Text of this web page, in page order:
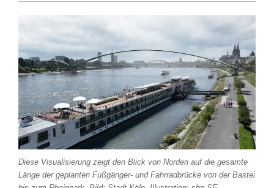
Diese Visualisierung zeigt den Blick von Norden auf die gesamte
Länge der geplanten Fußgänger- und Fahrradbrücke von der Bastei